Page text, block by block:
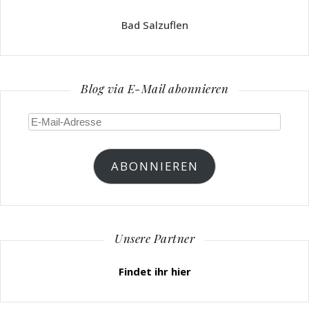
Bad Salzuflen
Blog via E-Mail abonnieren
E-
ABONNIEREN
Unsere Partner
Findet ihr hier